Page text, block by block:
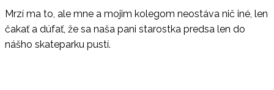
Mrzí ma to, ale mne a mojim kolegom neostáva nič iné, len
čakať a dúfať, že sa naša pani starostka predsa len do
nášho skateparku pustí.